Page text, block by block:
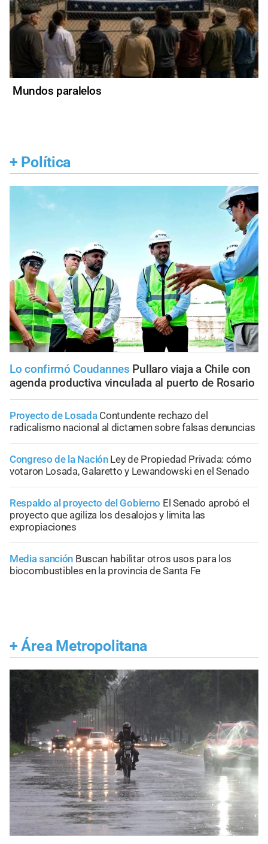
Mundos paralelos
+ Política
Lo confirmó Coudannes Pullaro viaja a Chile con
agenda productiva vinculada al puerto de Rosario
Proyecto de Losada Contundente rechazo del
radicalismo nacional al dictamen sobre falsas denuncias
Congreso de la Nación Ley de Propiedad Privada: cómo
votaron Losada, Galaretto y Lewandowski en el Senado
Respaldo al proyecto del Gobierno El Senado aprobó el
proyecto que agiliza los desalojos y limita las
expropiaciones
Media sanción Buscan habilitar otros usos para los
biocombustibles en la provincia de Santa Fe
+ Área Metropolitana